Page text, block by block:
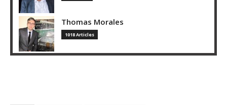
Thomas Morales
1018 Articles